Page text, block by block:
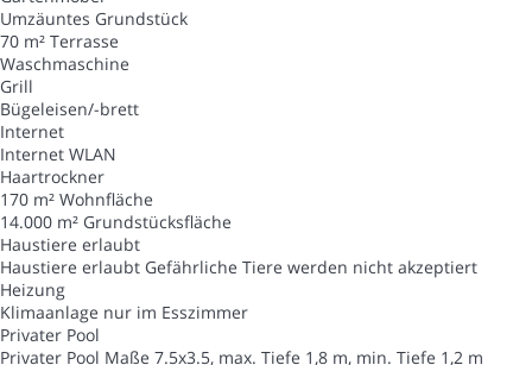
Umzäuntes Grundstück
70 m² Terrasse
Waschmaschine
Grill
Bügeleisen/-brett
Internet
Internet WLAN
Haartrockner
170 m² Wohnfläche
14.000 m² Grundstücksfläche
Haustiere erlaubt
Haustiere erlaubt Gefährliche Tiere werden nicht akzeptiert
Heizung
Klimaanlage nur im Esszimmer
Privater Pool
Privater Pool Maße 7.5x3.5, max. Tiefe 1,8 m, min. Tiefe 1,2 m